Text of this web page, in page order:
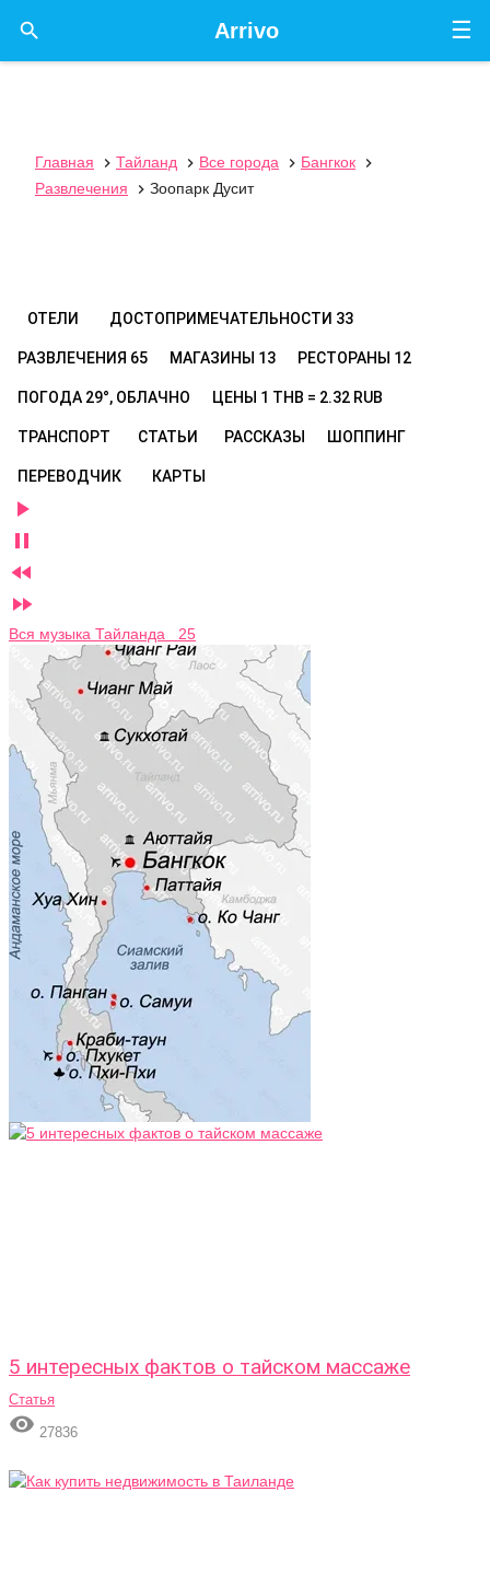
☰
Arrivo

Главная  Тайланд  Все города  Бангкок

Развлечения
 Зоопарк Дусит
ОТЕЛИ ДОСТОПРИМЕЧАТЕЛЬНОСТИ 33
РАЗВЛЕЧЕНИЯ 65 МАГАЗИНЫ 13 РЕСТОРАНЫ 12
ПОГОДА 29°, ОБЛАЧНО ЦЕНЫ 1 THB = 2.32 RUB
ТРАНСПОРТ СТАТЬИ РАССКАЗЫ ШОППИНГ
ПЕРЕВОДЧИК КАРТЫ




Вся музыка Тайланда 25
5 интересных фактов о тайском массаже
Статья
 27836